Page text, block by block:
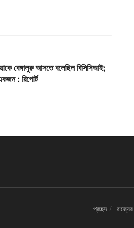
বেঙ্গালুরু আসতে বলেছিল বিসিসিআই;
: রিপোর্ট
প্রচ্ছদ